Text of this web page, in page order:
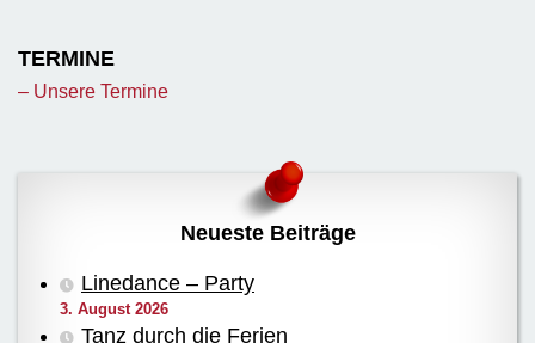
TERMINE
– Unsere Termine
Neueste Beiträge
Linedance – Party
3. August 2026
Tanz durch die Ferien